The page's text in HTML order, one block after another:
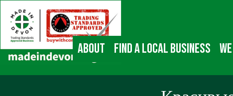
Skip
Main
Content
Main
Navigation
About Find a local business